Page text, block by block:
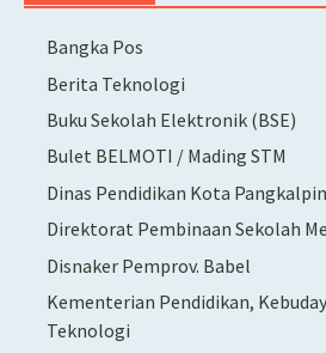
Bangka Pos
Berita Teknologi
Buku Sekolah Elektronik (BSE)
Bulet BELMOTI / Mading STM
Dinas Pendidikan Kota
Direktorat Pembinaan Sekolah
Disnaker Pemprov. Babel
Kementerian Pendidikan,
Teknologi